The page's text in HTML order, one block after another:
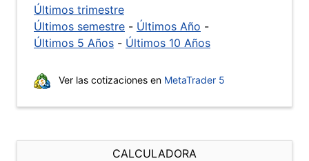
Últimos trimestre
Últimos semestre - Últimos Año -
Últimos 5 Años - Últimos 10 Años
Ver las cotizaciones en MetaTrader 5
CALCULADORA